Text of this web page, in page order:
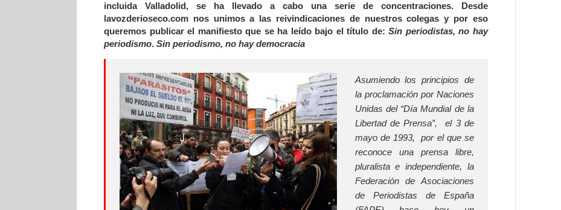
incluida Valladolid, se ha llevado a cabo una serie de concentraciones. Desde
lavozderioseco.com nos unimos a las reivindicaciones de nuestros colegas y por eso
queremos publicar el manifiesto que se ha leído bajo el título de: Sin periodistas, no hay
periodismo. Sin periodismo, no hay democracia
Asumiendo los principios de
la proclamación por Naciones
Unidas del “Día Mundial de la
Libertad de Prensa”, el 3 de
mayo de 1993, por el que se
reconoce una prensa libre,
pluralista e independiente, la
Federación de Asociaciones
de Periodistas de España